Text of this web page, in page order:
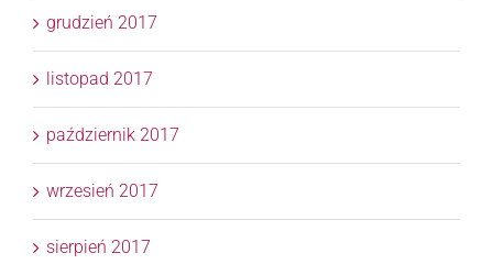
grudzień 2017
listopad 2017
październik 2017
wrzesień 2017
sierpień 2017